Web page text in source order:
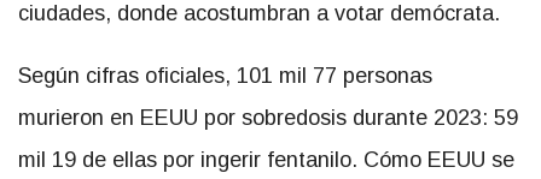
ciudades, donde acostumbran a votar demócrata.
Según cifras oficiales, 101 mil 77 personas
murieron en EEUU por sobredosis durante 2023: 59
mil 19 de ellas por ingerir fentanilo. Cómo EEUU se